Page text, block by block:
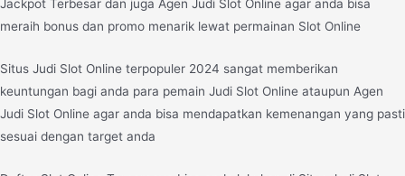
Jackpot Terbesar dan juga Agen Judi Slot Online agar anda bisa
meraih bonus dan promo menarik lewat permainan Slot Online
Situs Judi Slot Online terpopuler 2024 sangat memberikan
keuntungan bagi anda para pemain Judi Slot Online ataupun Agen
Judi Slot Online agar anda bisa mendapatkan kemenangan yang pasti
sesuai dengan target anda